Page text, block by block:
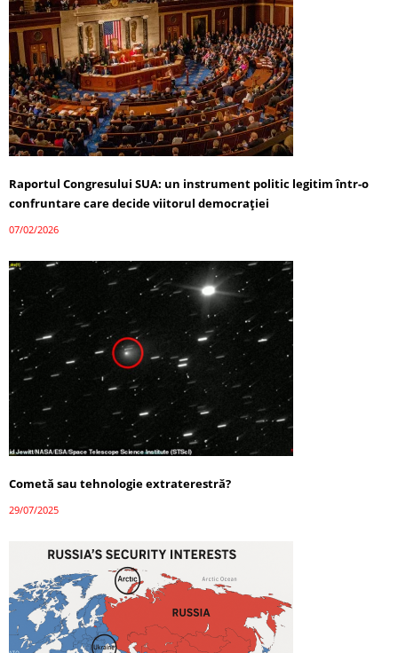
Raportul Congresului SUA: un instrument politic legitim într-o
confruntare care decide viitorul democrației
07/02/2026
Cometă sau tehnologie extraterestră?
29/07/2025